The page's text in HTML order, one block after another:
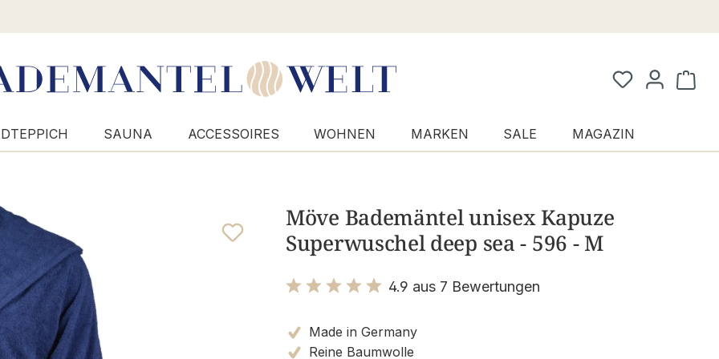
SAUNA ACCESSOIRES WOHNEN MARKEN SALE MAGAZIN
Möve Bademäntel unisex Kapuze
Superwuschel deep sea - 596 - M
4.9 aus 7 Bewertungen
Made in Germany
Reine Baumwolle